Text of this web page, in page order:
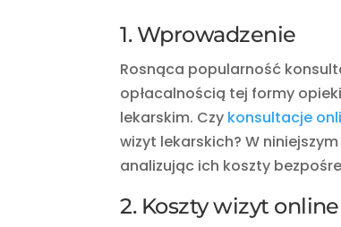
1. Wprowadzenie
Rosnąca popularność
opłacalnością tej formy
lekarskim. Czy konsultacje
wizyt lekarskich? W
analizując ich koszty
2. Koszty wizyt